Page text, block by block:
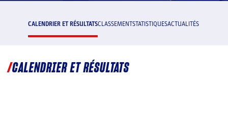
CALENDRIER ET RÉSULTATSCLASSEMENTSTATISTIQUESACTUALITÉS
CALENDRIER ET RÉSULTATS